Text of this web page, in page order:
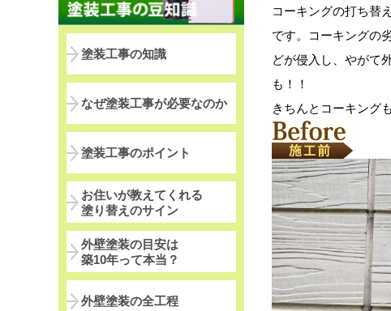
コーキングの打ち替
です。コーキングの
どが侵入し、やがて
も！！
きちんとコーキング
塗装工事の知識
なぜ塗装工事が必要なのか
塗装工事のポイント
お住いが教えてくれる
塗り替えのサイン
外壁塗装の目安は
築10年って本当？
外壁塗装の全工程